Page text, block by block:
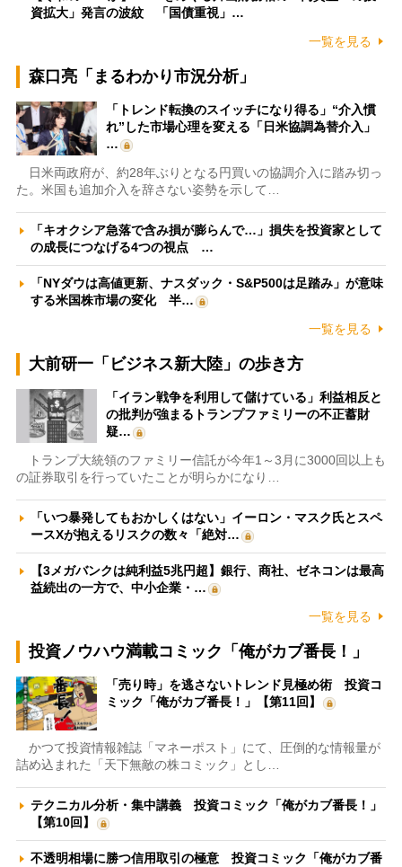
資拡大」発言の波紋 「国債重視」…
一覧を見る
森口亮「まるわかり市況分析」
「トレンド転換のスイッチになり得る」“介入慣
れ”した市場心理を変える「日米協調為替介入」
…
日米両政府が、約28年ぶりとなる円買いの協調介入に踏み切っ
た。米国も追加介入を辞さない姿勢を示して…
「キオクシア急落で含み損が膨らんで…」損失を投資家として
の成長につなげる4つの視点 …
「NYダウは高値更新、ナスダック・S&P500は足踏み」が意味
する米国株市場の変化 半…
一覧を見る
大前研一「ビジネス新大陸」の歩き方
「イラン戦争を利用して儲けている」利益相反と
の批判が強まるトランプファミリーの不正蓄財
疑…
トランプ大統領のファミリー信託が今年1～3月に3000回以上も
の証券取引を行っていたことが明らかになり…
「いつ暴発してもおかしくはない」イーロン・マスク氏とスペ
ースXが抱えるリスクの数々「絶対…
【3メガバンクは純利益5兆円超】銀行、商社、ゼネコンは最高
益続出の一方で、中小企業・…
一覧を見る
投資ノウハウ満載コミック「俺がカブ番長！」
「売り時」を逃さないトレンド見極め術 投資コ
ミック「俺がカブ番長！」【第11回】
かつて投資情報雑誌「マネーポスト」にて、圧倒的な情報量が
詰め込まれた「天下無敵の株コミック」とし…
テクニカル分析・集中講義 投資コミック「俺がカブ番長！」
【第10回】
不透明相場に勝つ信用取引の極意 投資コミック「俺がカブ番